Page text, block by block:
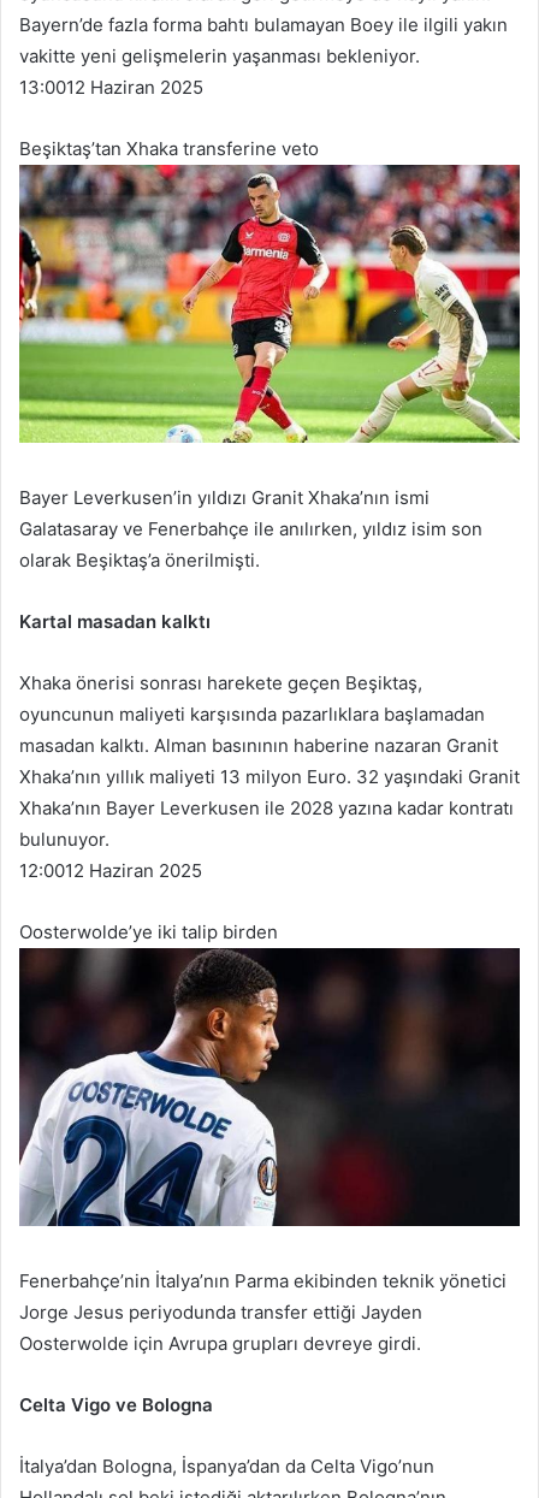
Bayern’de fazla forma bahtı bulamayan Boey ile ilgili yakın
vakitte yeni gelişmelerin yaşanması bekleniyor.
13:0012 Haziran 2025
Beşiktaş’tan Xhaka transferine veto
Bayer Leverkusen’in yıldızı Granit Xhaka’nın ismi
Galatasaray ve Fenerbahçe ile anılırken, yıldız isim son
olarak Beşiktaş’a önerilmişti.
Kartal masadan kalktı
Xhaka önerisi sonrası harekete geçen Beşiktaş,
oyuncunun maliyeti karşısında pazarlıklara başlamadan
masadan kalktı. Alman basınının haberine nazaran Granit
Xhaka’nın yıllık maliyeti 13 milyon Euro. 32 yaşındaki Granit
Xhaka’nın Bayer Leverkusen ile 2028 yazına kadar kontratı
bulunuyor.
12:0012 Haziran 2025
Oosterwolde’ye iki talip birden
Fenerbahçe’nin İtalya’nın Parma ekibinden teknik yönetici
Jorge Jesus periyodunda transfer ettiği Jayden
Oosterwolde için Avrupa grupları devreye girdi.
Celta Vigo ve Bologna
İtalya’dan Bologna, İspanya’dan da Celta Vigo’nun